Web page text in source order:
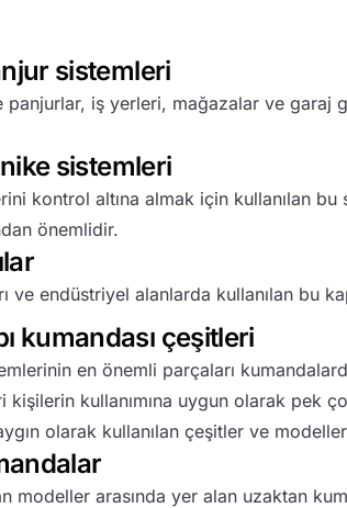
sistemleri
iş yerleri, mağazalar ve garaj
sistemleri
kontrol altına almak için kullanılan
önemlidir.
ve endüstriyel alanlarda kullanılan bu
kumandası çeşitleri
en önemli parçaları
kişilerin kullanımına uygun olarak pek
olarak kullanılan çeşitler ve
modeller arasında yer alan uzaktan